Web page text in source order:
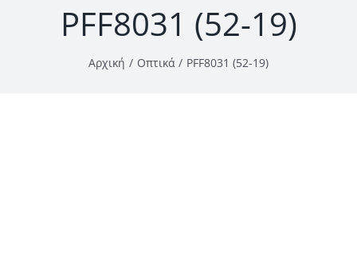
PFF8031 (52-19)
Αρχική Οπτικά PFF8031 (52-19)